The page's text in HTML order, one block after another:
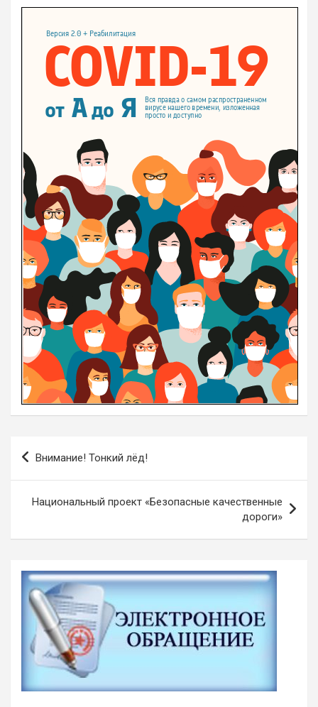
Навигация
Внимание! Тонкий лёд!
Национальный проект «Безопасные качественные
дороги»